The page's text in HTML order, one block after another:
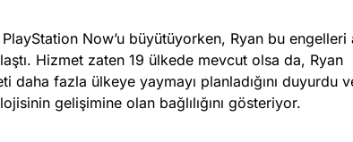
Now’u büyütüyorken, Ryan bu engelleri
Hizmet zaten 19 ülkede mevcut olsa da, Ryan
daha fazla ülkeye yaymayı planladığını duyurdu
gelişimine olan bağlılığını gösteriyor.